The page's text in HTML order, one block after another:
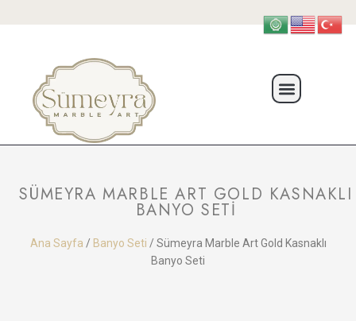
SÜMEYRA MARBLE ART GOLD KASNAKLI
BANYO SETI
Ana Sayfa / Banyo Seti / Sümeyra Marble Art Gold Kasnaklı
Banyo Seti